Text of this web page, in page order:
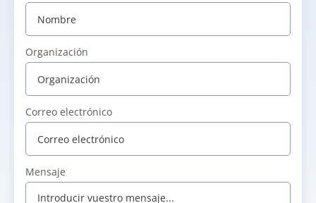
Organización
Correo electrónico
Mensaje